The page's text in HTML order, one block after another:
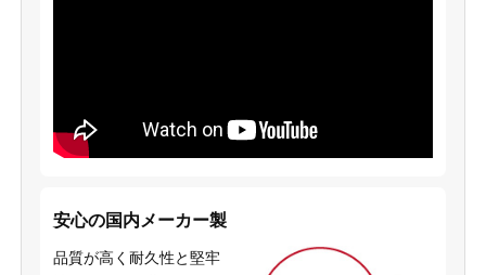
安心の国内メーカー製
品質が高く耐久性と堅牢